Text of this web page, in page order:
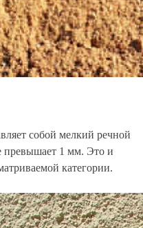
собой мелкий речной
превышает 1 мм. Это и
категории.